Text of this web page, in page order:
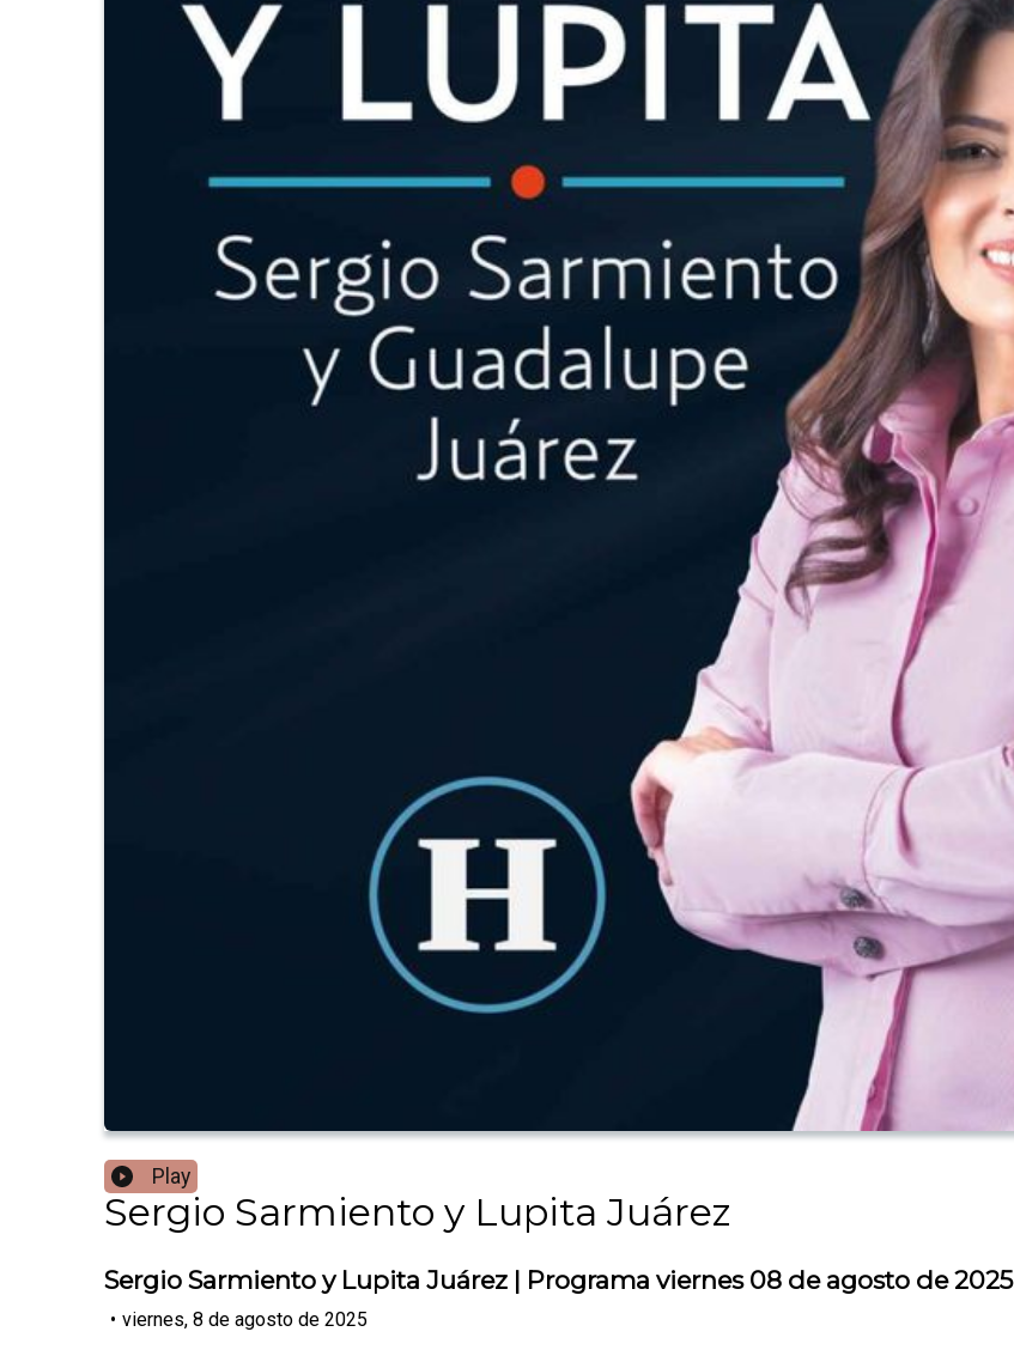
Play
Sergio Sarmiento y Lupita Juárez
Sergio Sarmiento y Lupita Juárez | Programa viernes 08 de agosto de 2025
• viernes, 8 de agosto de 2025